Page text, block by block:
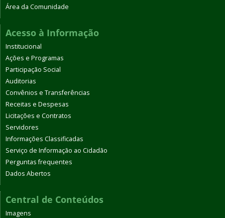
Área da Comunidade
Acesso à Informação
Institucional
Ações e Programas
Participação Social
Auditorias
Convênios e Transferências
Receitas e Despesas
Licitações e Contratos
Servidores
Informações Classificadas
Serviço de Informação ao Cidadão
Perguntas frequentes
Dados Abertos
Central de Conteúdos
Imagens